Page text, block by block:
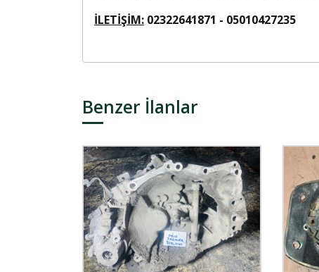
İLETİŞİM: 02322641871 -
Benzer İlanlar